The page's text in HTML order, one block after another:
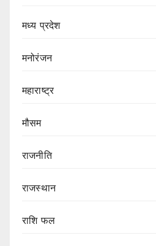
मध्य प्रदेश
मनोरंजन
महाराष्ट्र
मौसम
राजनीति
राजस्थान
राशि फल